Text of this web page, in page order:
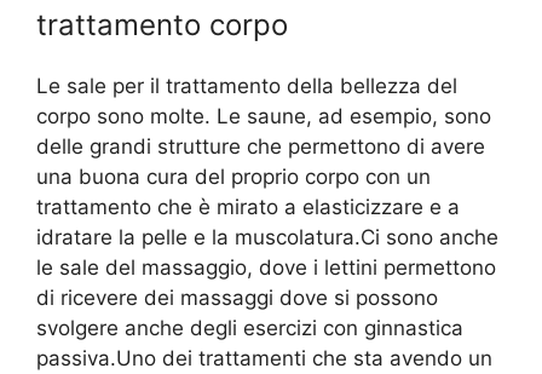
trattamento corpo
Le sale per il trattamento della bellezza del
corpo sono molte. Le saune, ad esempio, sono
delle grandi strutture che permettono di avere
una buona cura del proprio corpo con un
trattamento che è mirato a elasticizzare e a
idratare la pelle e la muscolatura.Ci sono anche
le sale del massaggio, dove i lettini permettono
di ricevere dei massaggi dove si possono
svolgere anche degli esercizi con ginnastica
passiva.Uno dei trattamenti che sta avendo un